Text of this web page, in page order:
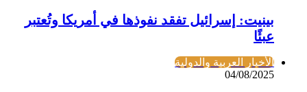
بينيت: إسرائيل تفقد نفوذها في أمريكا وتُعتبر
عبئًا
الأخبار العربية والدولية
04/08/2025